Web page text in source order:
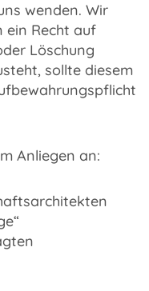
wenden. Wir
ein Recht auf
Löschung
sollte diesem
Anlie­gen an: